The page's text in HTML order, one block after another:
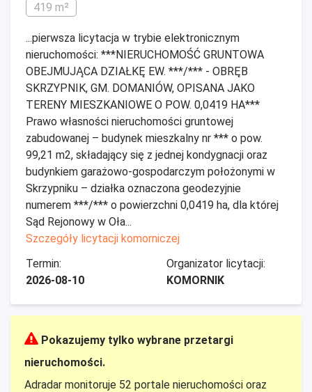
419 m²
...pierwsza licytacja w trybie elektronicznym
nieruchomości: ***NIERUCHOMOŚĆ GRUNTOWA
OBEJMUJĄCA DZIAŁKĘ EW. ***/*** - OBRĘB
SKRZYPNIK, GM. DOMANIÓW, OPISANA JAKO
TERENY MIESZKANIOWE O POW. 0,0419 HA***
Prawo własności nieruchomości gruntowej
zabudowanej – budynek mieszkalny nr *** o pow.
99,21 m2, składający się z jednej kondygnacji oraz
budynkiem garażowo-gospodarczym położonymi w
Skrzypniku – działka oznaczona geodezyjnie
numerem ***/*** o powierzchni 0,0419 ha, dla której
Sąd Rejonowy w Oła...
Szczegóły licytacji komorniczej
Termin:
2026-08-10
Organizator licytacji:
KOMORNIK
Pokazujemy tylko wybrane przetargi
nieruchomości.
Adradar monitoruje 52 portale nieruchomości oraz